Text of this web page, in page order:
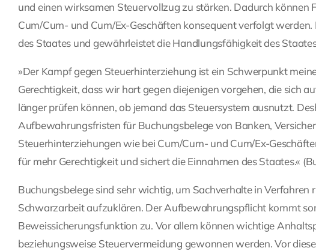
und einen wirksamen Steuervollzug zu stärken. Dadurch
Cum/Cum- und Cum/Ex-Geschäften konsequent verfolgt
des Staates und gewährleistet die Handlungsfähigkeit des
»Der Kampf gegen Steuerhinterziehung ist ein Schwerpunkt
Gerechtigkeit, dass wir hart gegen diejenigen vorgehen, die sich
länger prüfen können, ob jemand das Steuersystem ausnutzt.
Aufbewahrungsfristen für Buchungsbelege von Banken,
Steuerhinterziehungen wie bei Cum/Cum- und Cum/Ex-
für mehr Gerechtigkeit und sichert die Einnahmen des Staates.«
Buchungsbelege sind sehr wichtig, um Sachverhalte in
Schwarzarbeit aufzuklären. Der Aufbewahrungspflicht kommt
Beweissicherungsfunktion zu. Vor allem können wichtige
beziehungsweise Steuervermeidung gewonnen werden. Vor